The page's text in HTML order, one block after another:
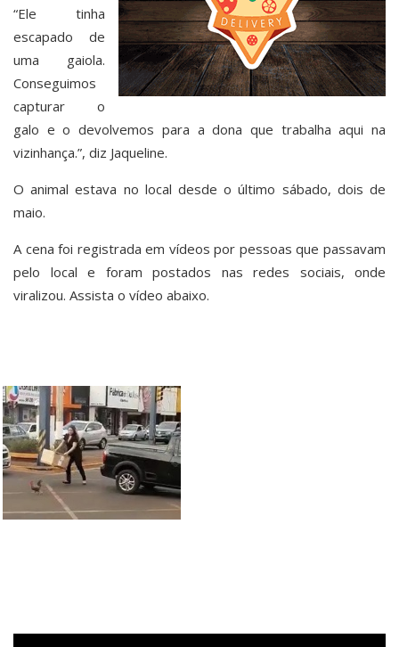
“Ele tinha
escapado de
uma gaiola.
Conseguimos
capturar o
galo e o devolvemos para a dona que trabalha aqui na
vizinhança.”, diz Jaqueline.
O animal estava no local desde o último sábado, dois de
maio.
A cena foi registrada em vídeos por pessoas que passavam
pelo local e foram postados nas redes sociais, onde
viralizou. Assista o vídeo abaixo.